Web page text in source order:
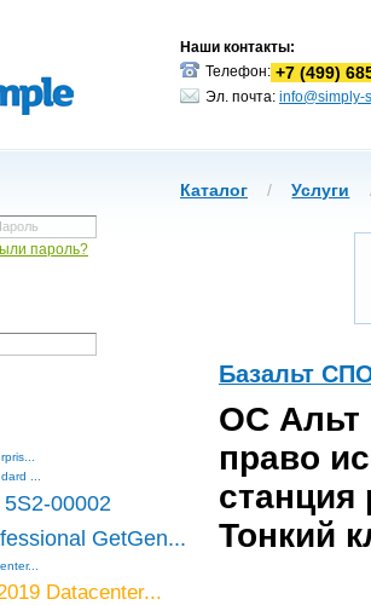
Наши контакты:
Телефон: +7 (499)
Эл. почта: info@simply-
Каталог / Услуги
пароль?
...
00002
GetGen...
Datacenter...
Базальт
ОC Альт
право
станция
Тонкий